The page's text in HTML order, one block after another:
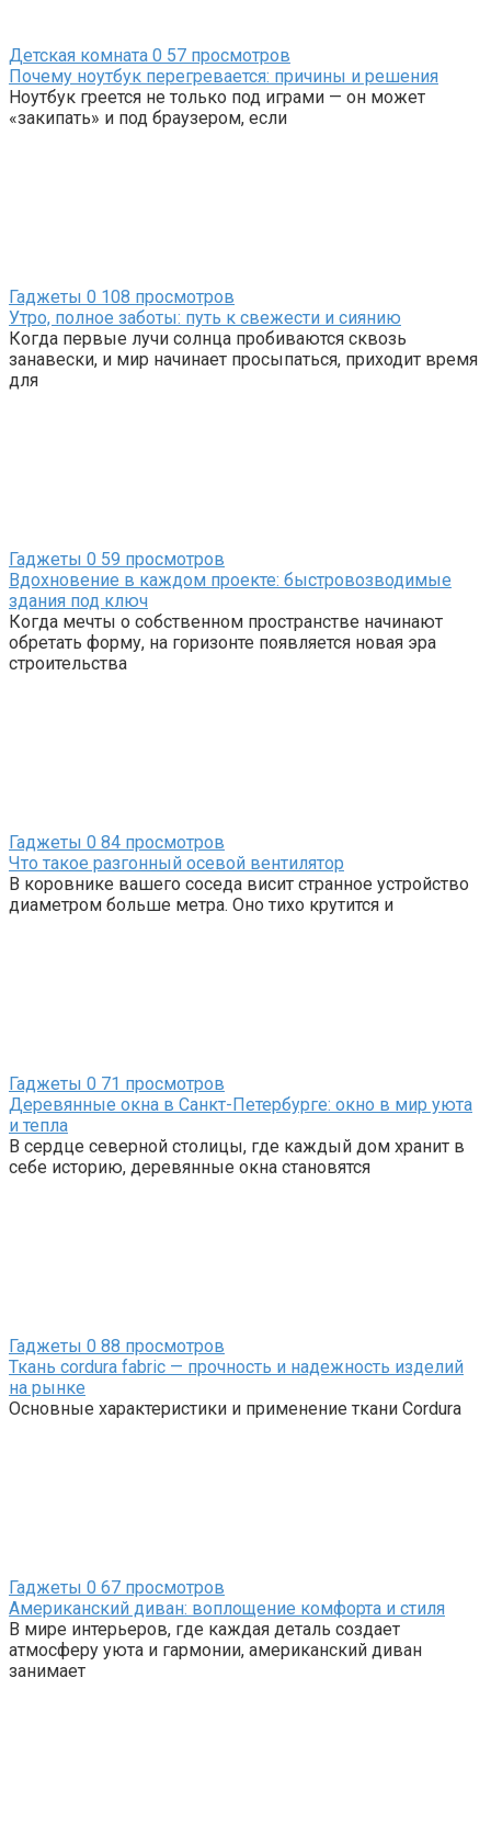
Детская комната 0 57 просмотров
Почему ноутбук перегревается: причины и решения
Ноутбук греется не только под играми — он может
«закипать» и под браузером, если
Гаджеты 0 108 просмотров
Утро, полное заботы: путь к свежести и сиянию
Когда первые лучи солнца пробиваются сквозь
занавески, и мир начинает просыпаться, приходит время
для
Гаджеты 0 59 просмотров
Вдохновение в каждом проекте: быстровозводимые
здания под ключ
Когда мечты о собственном пространстве начинают
обретать форму, на горизонте появляется новая эра
строительства
Гаджеты 0 84 просмотров
Что такое разгонный осевой вентилятор
В коровнике вашего соседа висит странное устройство
диаметром больше метра. Оно тихо крутится и
Гаджеты 0 71 просмотров
Деревянные окна в Санкт-Петербурге: окно в мир уюта
и тепла
В сердце северной столицы, где каждый дом хранит в
себе историю, деревянные окна становятся
Гаджеты 0 88 просмотров
Ткань cordura fabric — прочность и надежность изделий
на рынке
Основные характеристики и применение ткани Cordura
Гаджеты 0 67 просмотров
Американский диван: воплощение комфорта и стиля
В мире интерьеров, где каждая деталь создает
атмосферу уюта и гармонии, американский диван
занимает